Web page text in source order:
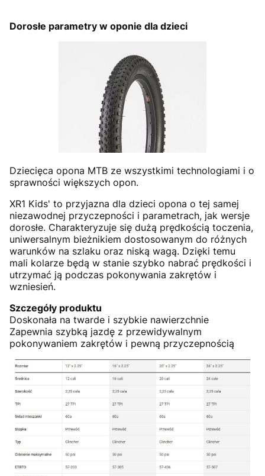
Dorosłe parametry w oponie dla dzieci
Dziecięca opona MTB ze wszystkimi technologiami i o
sprawności większych opon.
XR1 Kids' to przyjazna dla dzieci opona o tej samej
niezawodnej przyczepności i parametrach, jak wersje
dorosłe. Charakteryzuje się dużą prędkością toczenia,
uniwersalnym bieżnikiem dostosowanym do różnych
warunków na szlaku oraz niską wagą. Dzięki temu
mali kolarze będą w stanie szybko nabrać prędkości i
utrzymać ją podczas pokonywania zakrętów i
wzniesień.
Szczegóły produktu
Doskonała na twarde i szybkie nawierzchnie
Zapewnia szybką jazdę z przewidywalnym
pokonywaniem zakrętów i pewną przyczepnością